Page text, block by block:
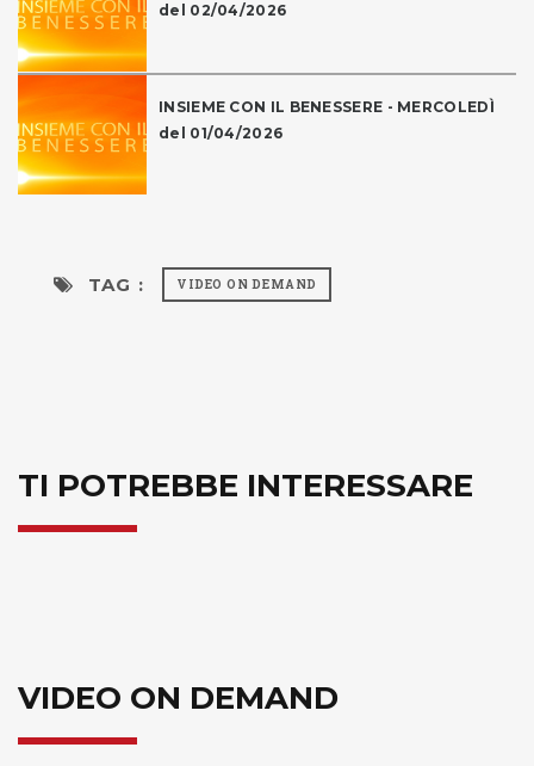
del 02/04/2026
INSIEME CON IL BENESSERE - MERCOLEDÌ
del 01/04/2026
TAG : VIDEO ON DEMAND
TI POTREBBE INTERESSARE
VIDEO ON DEMAND